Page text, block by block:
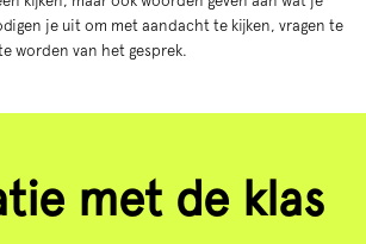
je uit om met aandacht te kijken, vragen te
worden van het gesprek.
met de klas